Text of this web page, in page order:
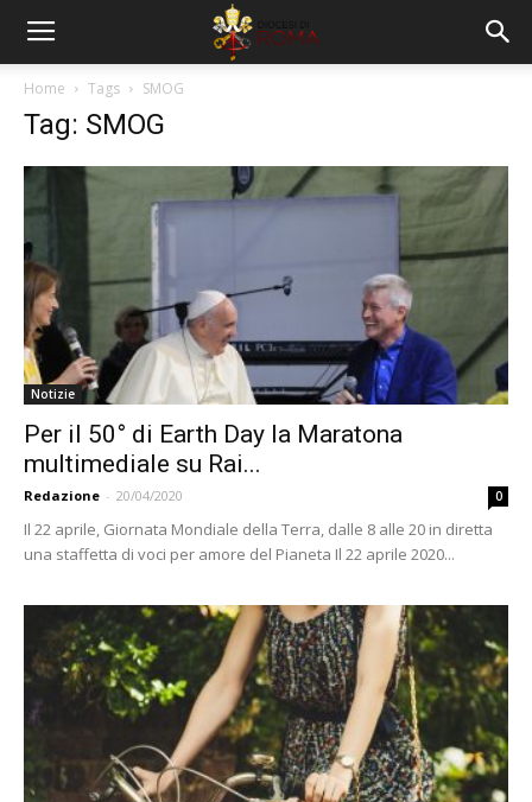
Home Tags SMOG
Tag: SMOG
Notizie
Per il 50° di Earth Day la Maratona
multimediale su Rai...
Redazione - 20/04/2020 0
Il 22 aprile, Giornata Mondiale della Terra, dalle 8 alle 20 in diretta
una staffetta di voci per amore del Pianeta Il 22 aprile 2020...